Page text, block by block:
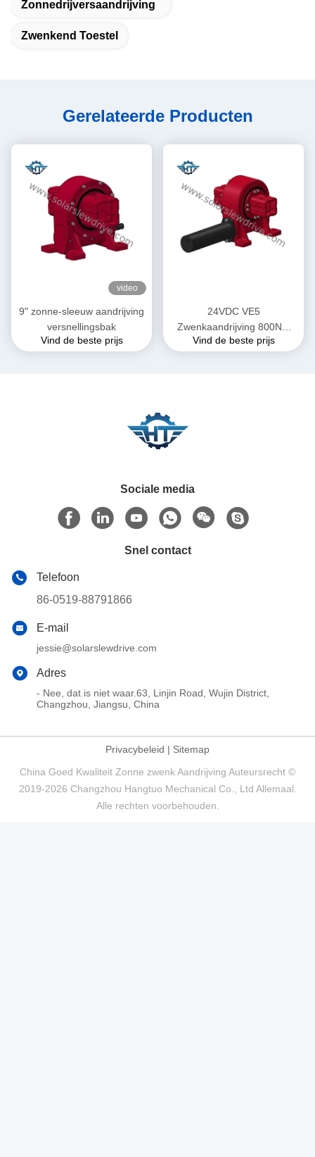
Zonnedrijversaandrijving
Zwenkend Toestel
Gerelateerde Producten
video
9" zonne-sleeuw aandrijving
versnellingsbak
Vind de beste prijs
24VDC VE5
Zwenkaandrijving 800Nm
Koppel voor
Vind de beste prijs
Sociale media
Snel contact
Telefoon
86-0519-88791866
E-mail
jessie@solarslewdrive.com
Adres
- Nee, dat is niet waar.63, Linjin Road, Wujin District,
Changzhou, Jiangsu, China
Privacybeleid | Sitemap
China Goed Kwaliteit Zonne zwenk Aandrijving Auteursrecht ©
2019-2026 Changzhou Hangtuo Mechanical Co., Ltd Allemaal.
Alle rechten voorbehouden.